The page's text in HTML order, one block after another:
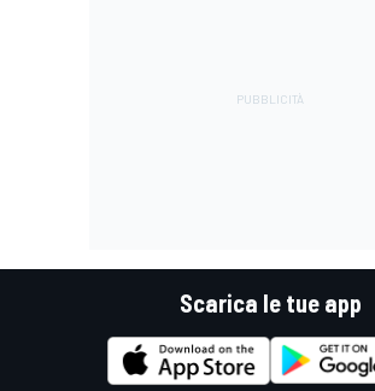
Scarica le tue app